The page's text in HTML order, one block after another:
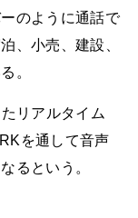
のように通話で
、小売、建設、
。
リアルタイム
を通して音声
るという。